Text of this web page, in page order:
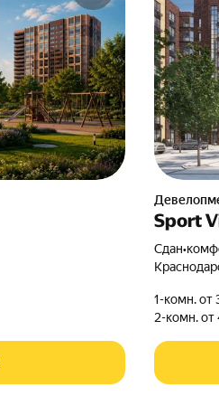
Sport
Сдан•
1-комн. от
2-комн. от